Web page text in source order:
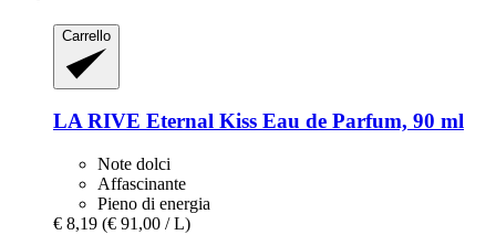
Carrello
LA RIVE Eternal Kiss Eau de Parfum, 90 ml
Note dolci
Affascinante
Pieno di energia
€ 8,19 (€ 91,00 / L)